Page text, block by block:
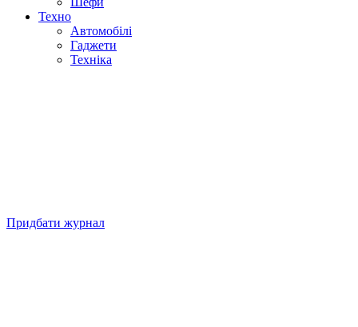
Техно
Автомобілі
Гаджети
Техніка
Придбати журнал